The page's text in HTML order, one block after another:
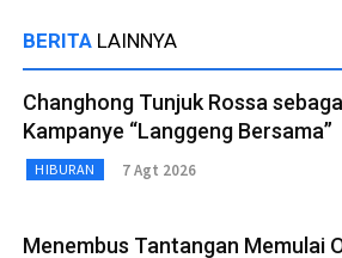
BERITA LAINNYA
Changhong Tunjuk Rossa
Kampanye “Langgeng Bersama”
HIBURAN 7 Agt 2026
Menembus Tantangan Memulai